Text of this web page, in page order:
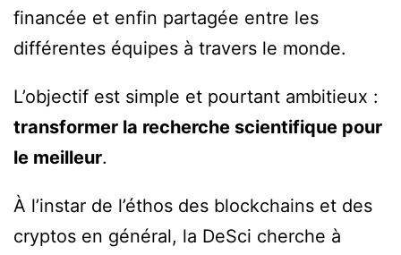
financée et enfin partagée entre les
différentes équipes à travers le monde.
L’objectif est simple et pourtant ambitieux :
transformer la recherche scientifique pour
le meilleur.
À l’instar de l’éthos des blockchains et des
cryptos en général, la DeSci cherche à